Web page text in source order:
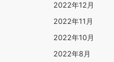
2022年12月
2022年11月
2022年10月
2022年8月